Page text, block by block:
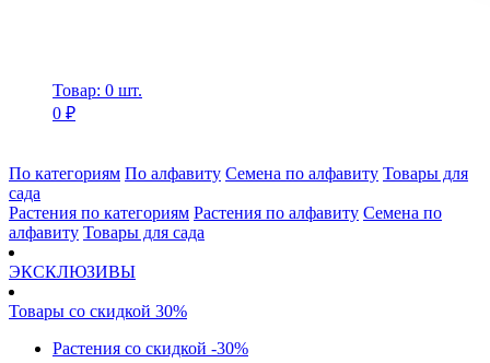
Товар: 0 шт.
0 ₽
По категориям По алфавиту Семена по алфавиту Товары для
сада
Растения по категориям Растения по алфавиту Семена по
алфавиту Товары для сада
ЭКСКЛЮЗИВЫ
Товары со скидкой 30%
Растения со скидкой -30%